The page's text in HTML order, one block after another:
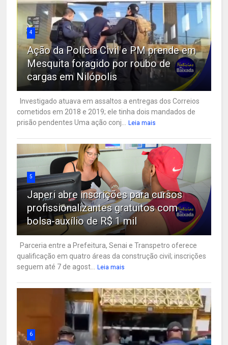
4
Ação da Polícia Civil e PM prende em
Mesquita foragido por roubo de
cargas em Nilópolis
Investigado atuava em assaltos a entregas dos Correios
cometidos em 2018 e 2019; ele tinha dois mandados de
prisão pendentes Uma ação conj...
Leia mais
5
Japeri abre inscrições para cursos
profissionalizantes gratuitos com
bolsa-auxílio de R$ 1 mil
Parceria entre a Prefeitura, Senai e Transpetro oferece
qualificação em quatro áreas da construção civil; inscrições
seguem até 7 de agost...
Leia mais
6